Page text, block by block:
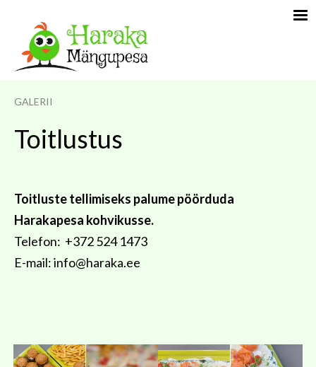
GALERII
Toitlustus
Toitluste tellimiseks palume pöörduda
Harakapesa kohvikusse.
Telefon: +372 524 1473
E-mail: info@haraka.ee